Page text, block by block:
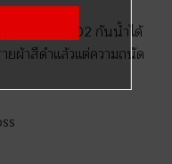
น BR-Cal.302 กันน้ำได้
ยผ้าสีดำแล้วแต่ความถนัด